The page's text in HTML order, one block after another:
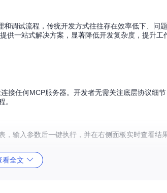
调试流程，传统开发方式往往存在效率低下、问
一站式解决方案，显著降低开发复杂度，提升工
接任何MCP服务器。开发者无需关注底层协议细
。
输入参数后一键执行，并在右侧面板实时查看结
看全文